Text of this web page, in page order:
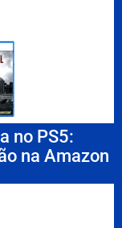
no PS5:
na Amazon